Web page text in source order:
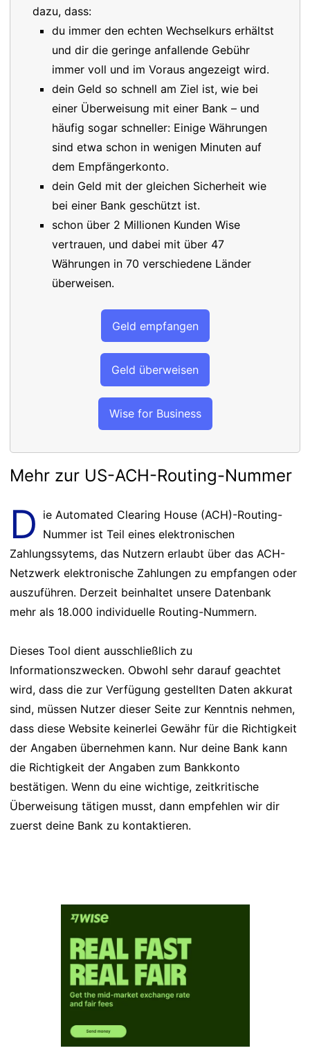
dazu, dass:
du immer den echten Wechselkurs erhältst
und dir die geringe anfallende Gebühr
immer voll und im Voraus angezeigt wird.
dein Geld so schnell am Ziel ist, wie bei
einer Überweisung mit einer Bank – und
häufig sogar schneller: Einige Währungen
sind etwa schon in wenigen Minuten auf
dem Empfängerkonto.
dein Geld mit der gleichen Sicherheit wie
bei einer Bank geschützt ist.
schon über 2 Millionen Kunden Wise
vertrauen, und dabei mit über 47
Währungen in 70 verschiedene Länder
überweisen.
Geld empfangen
Geld überweisen
Wise for Business
Mehr zur US-ACH-Routing-Nummer
D ie Automated Clearing House (ACH)-Routing-
Nummer ist Teil eines elektronischen
Zahlungssytems, das Nutzern erlaubt über das ACH-
Netzwerk elektronische Zahlungen zu empfangen oder
auszuführen. Derzeit beinhaltet unsere Datenbank
mehr als 18.000 individuelle Routing-Nummern.
Dieses Tool dient ausschließlich zu
Informationszwecken. Obwohl sehr darauf geachtet
wird, dass die zur Verfügung gestellten Daten akkurat
sind, müssen Nutzer dieser Seite zur Kenntnis nehmen,
dass diese Website keinerlei Gewähr für die Richtigkeit
der Angaben übernehmen kann. Nur deine Bank kann
die Richtigkeit der Angaben zum Bankkonto
bestätigen. Wenn du eine wichtige, zeitkritische
Überweisung tätigen musst, dann empfehlen wir dir
zuerst deine Bank zu kontaktieren.